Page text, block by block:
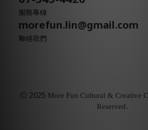
服務專線
morefun.lin@gmail.com
聯絡我們
ⓒ 2025 More Fun Cultural & Creative
Reserved.